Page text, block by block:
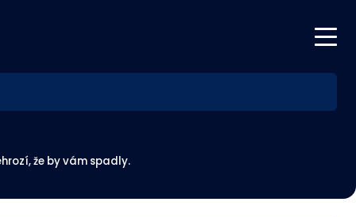
že by vám spadly.